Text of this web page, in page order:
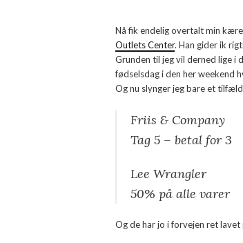
Nå fik endelig overtalt min
Outlets Center. Han gider ik
Grunden til jeg vil derned lige i
fødselsdag i den her weekend
Og nu slynger jeg bare et
Friis & Company
Tag 5 – betal for 3
Lee Wrangler
50% på alle varer
Og de har jo i forvejen ret